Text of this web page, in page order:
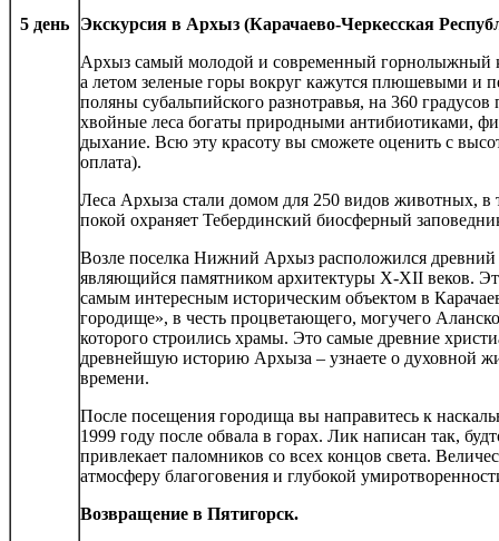
5 день Экскурсия в Архыз (Карачаево-Черкесская
Архыз самый молодой и современный горнолыжный
а летом зеленые горы вокруг кажутся плюшевыми и
поляны субальпийского разнотравья, на 360
хвойные леса богаты природными антибиотиками,
дыхание. Всю эту красоту вы сможете оценить с
оплата).
Леса Архыза стали домом для 250 видов животных, в
покой охраняет Тебердинский биосферный
Возле поселка Нижний Архыз расположился
являющийся памятником архитектуры X-XII веков.
самым интересным историческим объектом в
городище», в честь процветающего, могучего
которого строились храмы. Это самые древние
древнейшую историю Архыза – узнаете о духовной
времени.
После посещения городища вы направитесь к
1999 году после обвала в горах. Лик написан так,
привлекает паломников со всех концов света.
атмосферу благоговения и глубокой
Возвращение в Пятигорск.